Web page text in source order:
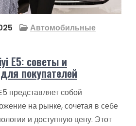
Автомобильные
E5: советы и
покупателей
представляет собой
на рынке, сочетая в себе
и доступную цену. Этот